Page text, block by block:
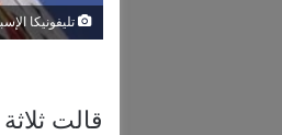
تليفونيكا
قالت